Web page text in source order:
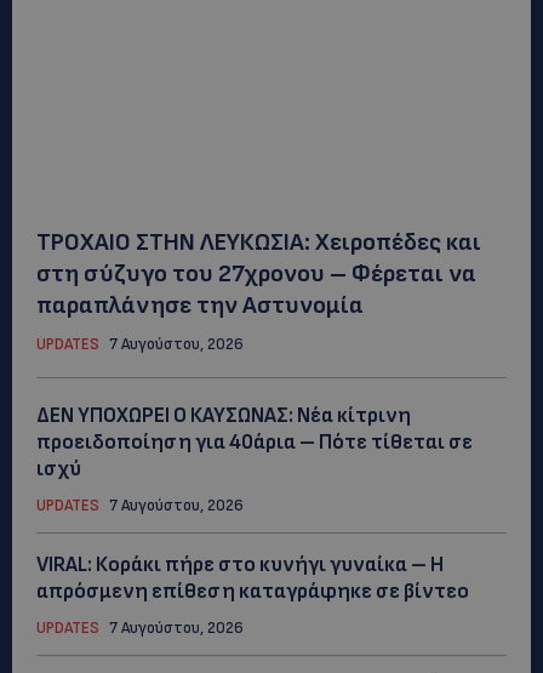
ΤΡΟΧΑΙΟ ΣΤΗΝ ΛΕΥΚΩΣΙΑ: Χειροπέδες και
στη σύζυγο του 27χρονου – Φέρεται να
παραπλάνησε την Αστυνομία
UPDATES 7 Αυγούστου, 2026
ΔΕΝ ΥΠΟΧΩΡΕΙ Ο ΚΑΥΣΩΝΑΣ: Νέα κίτρινη
προειδοποίηση για 40άρια – Πότε τίθεται σε
ισχύ
UPDATES 7 Αυγούστου, 2026
VIRAL: Κοράκι πήρε στο κυνήγι γυναίκα – Η
απρόσμενη επίθεση καταγράφηκε σε βίντεο
UPDATES 7 Αυγούστου, 2026